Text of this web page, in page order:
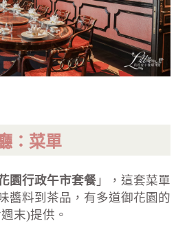
：菜單
園行政午市套餐 」，這套菜單
醬料到茶品，有多道御花園的
末)提供。